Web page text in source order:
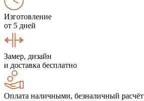
Изготовление
от 5 дней
Замер, дизайн
и доставка бесплатно
Оплата наличными, безналичный расчёт